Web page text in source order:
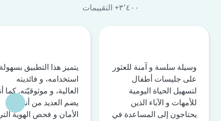
٣٬٤٠٠+ التقييمات
وسيلة سلسة و آمنة للعثور
على جليسات أطفال
لتسهيل الحياة اليومية
للأمهات و الآباء الذين
يحتاجون إلى المساعدة في
يتميز هذا التطبيق
استخدامه، و فائديته
العالية، و موثوقيّته. كما
يضم العديد من أنظمة
الأمان و فحص الهوية